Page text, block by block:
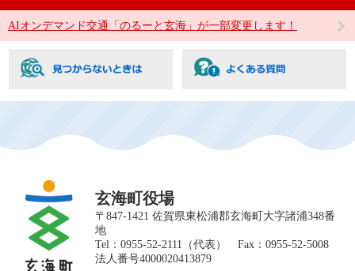
AIオンデマンド交通「のるーと玄海」が一部変更します！
玄海町役場
〒847-1421 佐賀県東松浦郡玄海町大字諸浦348番
地
Tel：0955-52-2111（代表） Fax：0955-52-5008
法人番号4000020413879